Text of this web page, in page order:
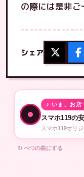
の際には是非ご
シェア
♪ いま、お店
スマホ119の
スマホ119オリ
↻ べつの曲にする